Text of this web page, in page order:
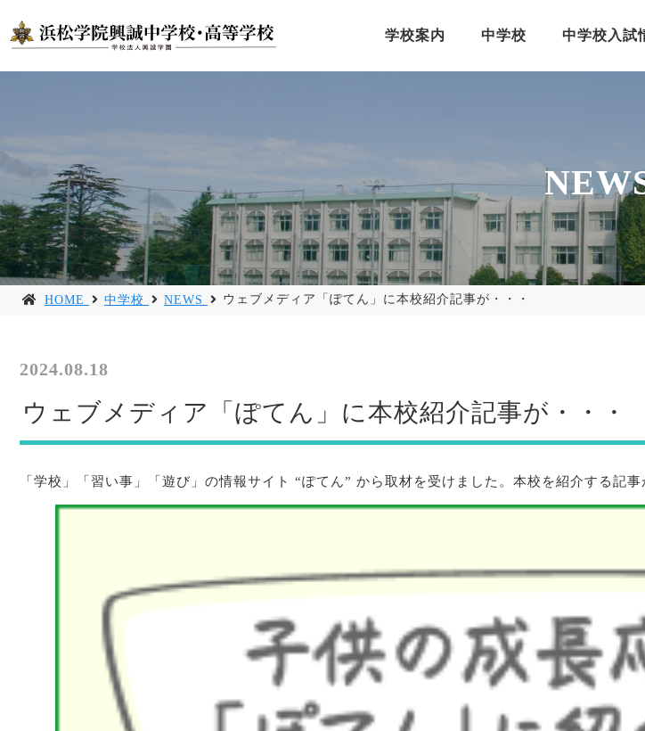
学校案内 中学校 中学校入試
HOME 中学校 NEWS ウェブメディア「ぽてん」に本校紹介記事が・・・
2024.08.18
ウェブメディア「ぽてん」に本校紹介記事が・・・
「学校」「習い事」「遊び」の情報サイト “ぽてん” から取材を受けました。本校を紹介する記